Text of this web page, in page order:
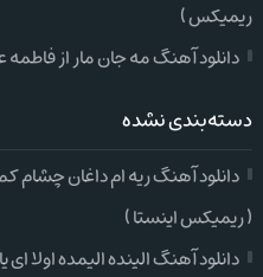
ریمیکس )
دانلود آهنگ مه جان مار از
دسته‌بندی نشده
دانلود آهنگ ریه ام داغان
( ریمیکس اینستا )
دانلود آهنگ الینده الیمده اولا